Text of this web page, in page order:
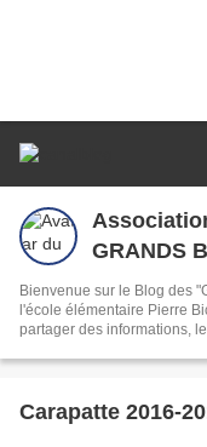
Association
GRANDS
Bienvenue sur le Blog des
l'école élémentaire Pierre Bichet des Fins !
partager des informations,
Carapatte 2016-